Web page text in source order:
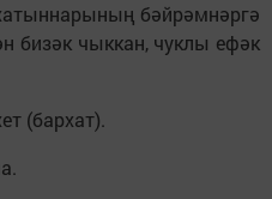
бәйрәмнәргә
бизәк чыккан, чуклы ефәк
(бархат).